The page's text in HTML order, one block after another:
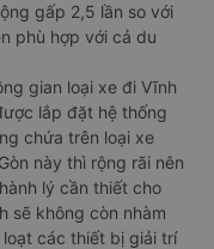
gấp 2,5 lần so với
phù hợp với cả du
gian loại xe đi Vĩnh
lắp đặt hệ thống
chứa trên loại xe
này thì rộng rãi nên
lý cần thiết cho
sẽ không còn nhàm
các thiết bị giải trí